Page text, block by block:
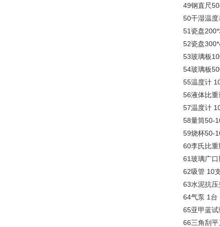
49钢直尺
50干湿温度
51瓷盘
52瓷盘
53玻璃板
54玻璃板
55温度计
56液体比
57温度计
58量筒50-
59烧杯50-
60李氏比
61玻璃广
62吸管 10
63水泥抗
64气泵 1台
65亚甲蓝
66三角刮平